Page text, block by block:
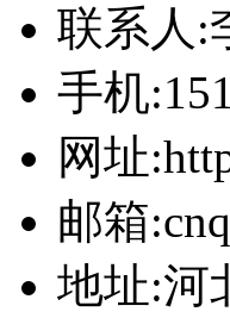
联系人:
手机
网址
邮箱
地址:河